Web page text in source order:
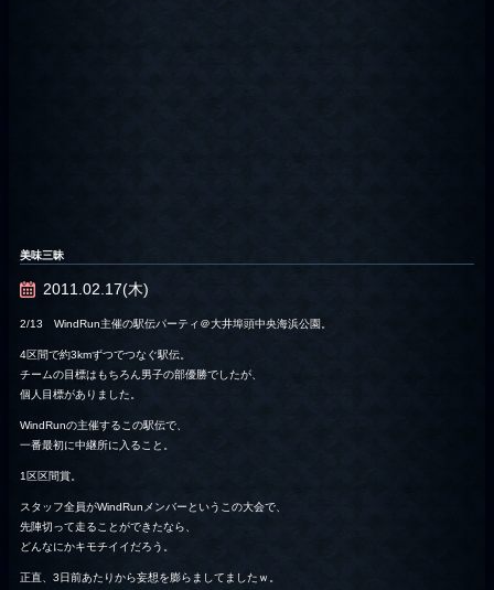
美味三昧
2011.02.17(木)
2/13 WindRun主催の駅伝パーティ＠大井埠頭中央海浜公園。
4区間で約3kmずつでつなぐ駅伝。
チームの目標はもちろん男子の部優勝でしたが、
個人目標がありました。
WindRunの主催するこの駅伝で、
一番最初に中継所に入ること。
1区区間賞。
スタッフ全員がWindRunメンバーというこの大会で、
先陣切って走ることができたなら、
どんなにかキモチイイだろう。
正直、3日前あたりから妄想を膨らましてましたｗ。